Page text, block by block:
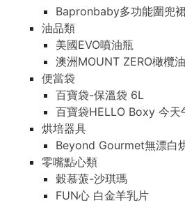
Bapronbaby多功能圍兜
油品類
美國EVO噴油瓶
澳洲MOUNT ZERO橄欖油
便當袋
百寶袋-保溫袋 6L
百寶袋HELLO Boxy 今天
烘培器具
Beyond Gourmet無漂白
零嘴點心類
穀慕蒎-沙琪瑪
FUN心 白金羊乳片